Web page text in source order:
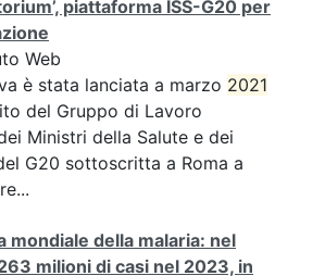
piattaforma ISS-G20 per
Web
è stata lanciata a marzo 2021
del Gruppo di Lavoro
Ministri della Salute e dei
G20 sottoscritta a Roma a
mondiale della malaria: nel
milioni di casi nel 2023, in